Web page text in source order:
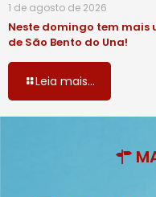
1 de agosto de 2026
Neste domingo tem mais
de São Bento do Una!
Leia mais...